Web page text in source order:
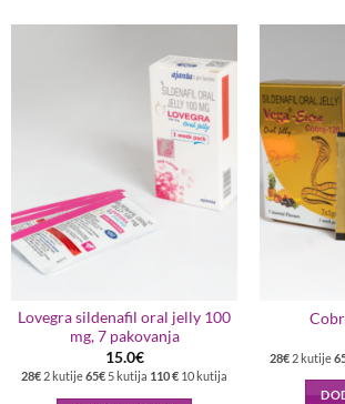
Lovegra sildenafil oral jelly 100
mg, 7 pakovanja
15.0€
28€ 2 kutije65€ 5 kutija 110 € 10 kutija
28€ 2 kutije